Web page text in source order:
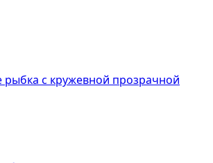
рыбка с кружевной прозрачной